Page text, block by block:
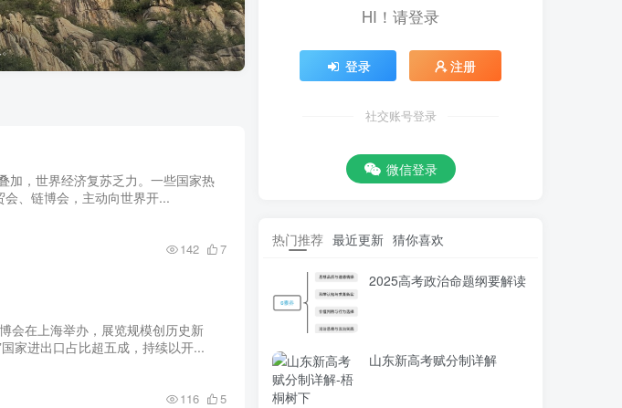
加，世界经济复苏乏力。一些国家热
会、链博会，主动向世界开...
142 7
会在上海举办，展览规模创历史新
家进出口占比超五成，持续以开...
116 5
HI！请登录
登录 注册
社交账号登录
微信登录
热门推荐 最近更新 猜你喜欢
2025高考政治命题纲要解读
山东新高考赋分制详解